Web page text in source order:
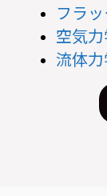
フラ
空気
流体